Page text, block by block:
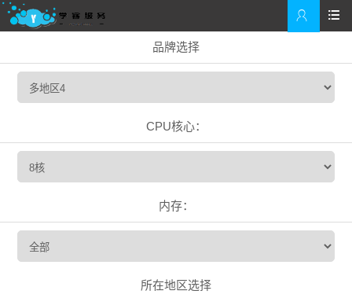


品牌选择
CPU核心：
内存：
所在地区选择